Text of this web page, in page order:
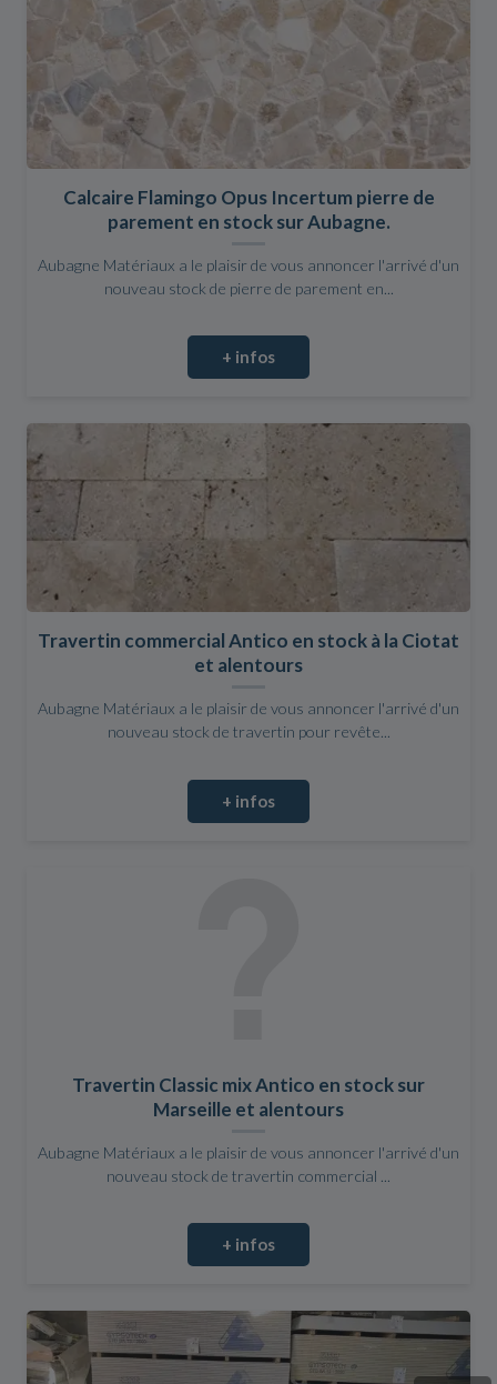
Calcaire Flamingo Opus Incertum pierre de
parement en stock sur Aubagne.
Aubagne Matériaux a le plaisir de vous annoncer l'arrivé d'un
nouveau stock de pierre de parement en...
+ infos
Travertin commercial Antico en stock à la Ciotat
et alentours
Aubagne Matériaux a le plaisir de vous annoncer l'arrivé d'un
nouveau stock de travertin pour revête...
+ infos
Travertin Classic mix Antico en stock sur
Marseille et alentours
Aubagne Matériaux a le plaisir de vous annoncer l'arrivé d'un
nouveau stock de travertin commercial ...
+ infos